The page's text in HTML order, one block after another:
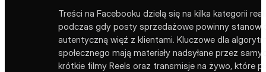
Treści na Facebooku dzielą się na kilka kategorii
podczas gdy posty sprzedażowe powinny
autentyczną więź z klientami. Kluczowe dla
społecznego mają materiały nadsyłane przez
krótkie filmy Reels oraz transmisje na żywo, które